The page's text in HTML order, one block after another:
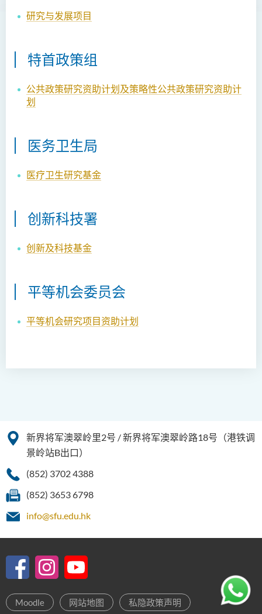
研究与发展项目
特首政策组
公共政策研究资助计划及策略性公共政策研究资助计
划
医务卫生局
医疗卫生研究基金
创新科技署
创新及科技基金
平等机会委员会
平等机会研究项目资助计划
新界将军澳翠岭里2号 / 新界将军澳翠岭路18号（港铁调
景岭站B出口）
(852) 3702 4388
(852) 3653 6798
info@sfu.edu.hk
Moodle 网站地图 私隐政策声明